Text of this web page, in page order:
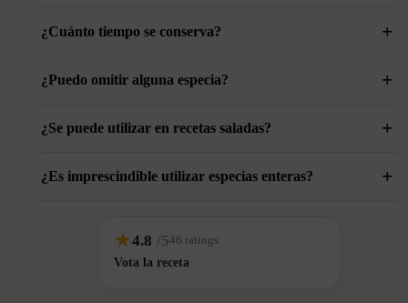
¿Cuánto tiempo se conserva? +
Si se guarda en un recipiente hermético puede conservarse
¿Puedo omitir alguna especia? +
Sí, aunque cada especia aporta matices distintos y la mezcla
¿Se puede utilizar en recetas saladas? +
Sí. En pequeñas cantidades funciona muy bien en
¿Es imprescindible utilizar especias enteras? +
aroma suele ser menos intenso.
★4.8 /546 ratings
Vota la receta